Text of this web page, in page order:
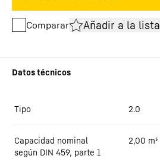
Comparar Añadir a la lista
Tipo 2.0
Capacidad nominal
según DIN 459, parte 1
2,00 m³